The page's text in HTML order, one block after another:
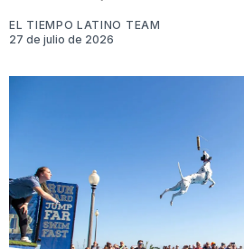
EL TIEMPO LATINO TEAM
27 de julio de 2026